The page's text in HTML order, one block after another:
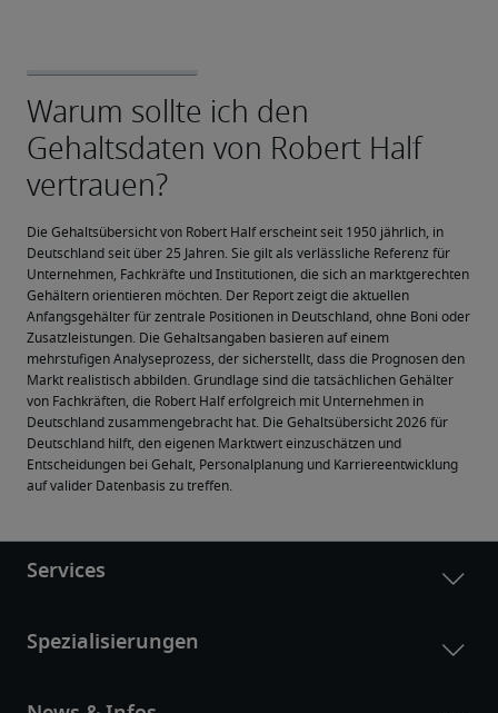
Die Gehaltsübersicht von Robert Half erscheint seit 1950 jährlich, in
Deutschland seit über 25 Jahren. Sie gilt als verlässliche Referenz für
Unternehmen, Fachkräfte und Institutionen, die sich an marktgerechten
Gehältern orientieren möchten. Der Report zeigt die aktuellen
Anfangsgehälter für zentrale Positionen in Deutschland, ohne Boni oder
Zusatzleistungen. Die Gehaltsangaben basieren auf einem
mehrstufigen Analyseprozess, der sicherstellt, dass die Prognosen den
Markt realistisch abbilden. Grundlage sind die tatsächlichen Gehälter
von Fachkräften, die Robert Half erfolgreich mit Unternehmen in
Deutschland zusammengebracht hat. Die Gehaltsübersicht 2026 für
Deutschland hilft, den eigenen Marktwert einzuschätzen und
Entscheidungen bei Gehalt, Personalplanung und Karriereentwicklung
auf valider Datenbasis zu treffen.